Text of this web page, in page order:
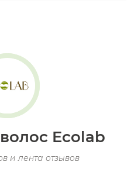
Ecolab
и лента отзывов